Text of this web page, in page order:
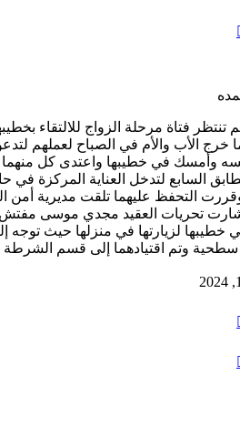
فتاة مرحلة الزواج للالتقاء
خرج الأب والأم في الصباح لعملهم
وأمسك في خطيبها واعتدى كل
السابع لتدخل العناية المركزة
التحفظ عليهما تلقت مديرية
تحريات العقيد مجدي موسى
خطيبها لزيارتها في منزلها حيث توجه
وتم اقتيادهما إلى قسم الشرطة ثم